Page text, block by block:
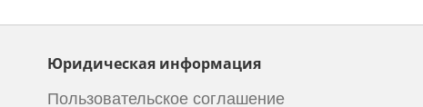
Юридическая информация
Пользовательское соглашение